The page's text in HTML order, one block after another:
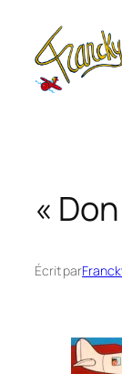
contenu
«
Écrit par